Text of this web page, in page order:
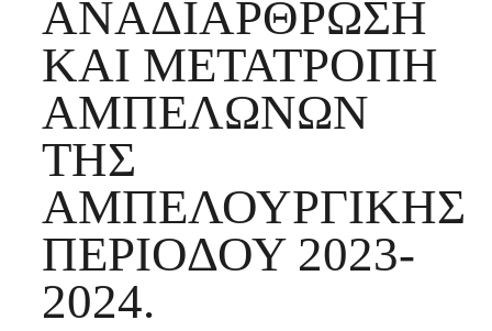
ΑΝΑΔΙΆΡΘΡΩΣΗ
ΚΑΙ ΜΕΤΑΤΡΟΠΉ
ΑΜΠΕΛΏΝΩΝ
ΤΗΣ
ΑΜΠΕΛΟΥΡΓΙΚΉΣ
ΠΕΡΙΌΔΟΥ 2023-
2024.